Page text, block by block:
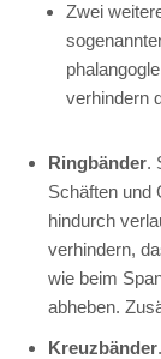
Zwei
verhindern
Ringbänder.
Schäften und
hindurch
verhindern,
wie beim
abheben.
Kreuzbänder